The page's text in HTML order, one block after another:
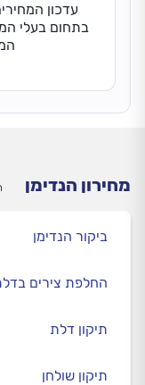
עדכון
בתחום בעלי
מחירון הנדימן
ביקור הנדימן
החלפת צירים
תיקון דלת
תיקון שולחן